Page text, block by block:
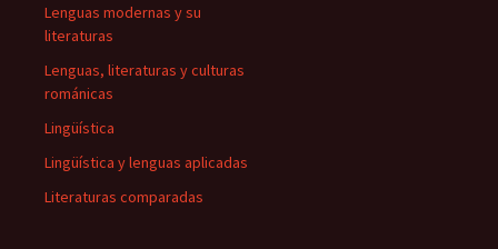
Lenguas modernas y su
literaturas
Lenguas, literaturas y culturas
románicas
Lingüística
Lingüística y lenguas aplicadas
Literaturas comparadas